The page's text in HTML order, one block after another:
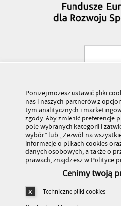
Poniżej możesz ustawić pliki
nas i naszych partnerów z
tym analitycznych i
zgody. Aby zmienić preferencje
pole wybranych kategorii i
wybór” lub „Zezwól na
informacje o plikach cookies
danych osobowych, a także o
prawach, znajdziesz w Polityce
Cenimy twoją
Techniczne pliki cookies